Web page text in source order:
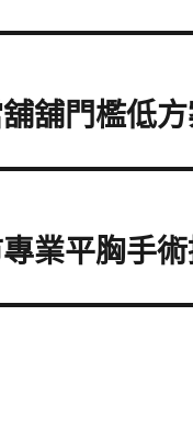
舖門檻低
業平胸手